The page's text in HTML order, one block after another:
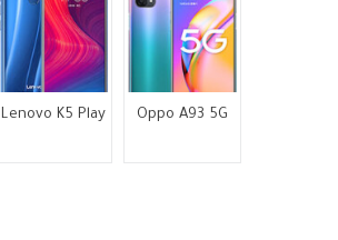
Lenovo K5 Play Oppo A93 5G